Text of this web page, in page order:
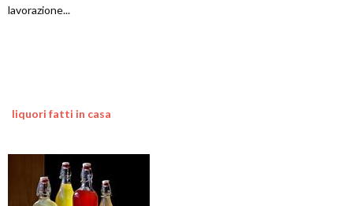
lavorazione...
liquori fatti in casa